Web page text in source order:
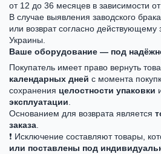
от 12 до 36 месяцев в зависимости
В случае выявления заводского
или возврат согласно действующему
Украины.
Ваше оборудование — под
Покупатель имеет право вернуть
календарных дней с момента
сохранения целостности упаковки
эксплуатации.
Основанием для возврата является
заказа.
❗ Исключение составляют товары,
или поставлены под